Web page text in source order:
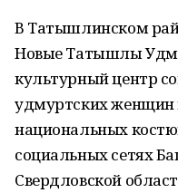
В Татышлинском
Новые Татышлы
культурный центр
удмуртских женщин
национальных
социальных сетях
Свердловской